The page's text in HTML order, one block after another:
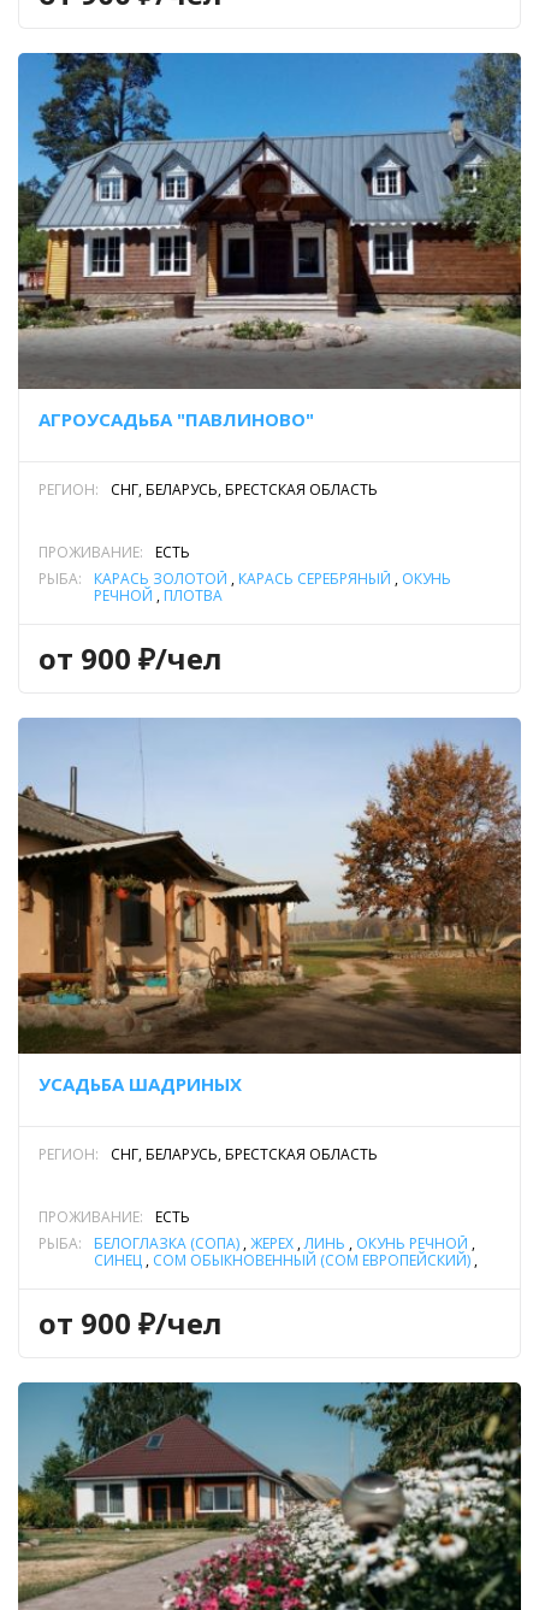
АГРОУСАДЬБА "ПАВЛИНОВО"
РЕГИОН: СНГ, БЕЛАРУСЬ, БРЕСТСКАЯ ОБЛАСТЬ
ПРОЖИВАНИЕ:
ЕСТЬ
РЫБА:
КАРАСЬ ЗОЛОТОЙ , КАРАСЬ СЕРЕБРЯНЫЙ , ОКУНЬ
РЕЧНОЙ , ПЛОТВА
от 900 ₽/чел
УСАДЬБА ШАДРИНЫХ
РЕГИОН: СНГ, БЕЛАРУСЬ, БРЕСТСКАЯ ОБЛАСТЬ
ПРОЖИВАНИЕ:
ЕСТЬ
РЫБА:
БЕЛОГЛАЗКА (СОПА) ,ЖЕРЕХ ,ЛИНЬ , ОКУНЬ РЕЧНОЙ ,
СИНЕЦ , СОМ ОБЫКНОВЕННЫЙ (СОМ ЕВРОПЕЙСКИЙ) ,
от 900 ₽/чел